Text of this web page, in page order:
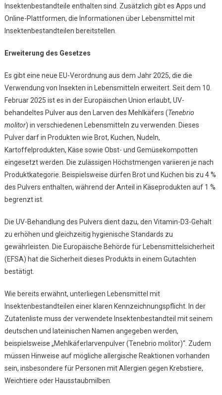
Insektenbestandteile enthalten sind. Zusätzlich gibt es Apps und
Online-Plattformen, die Informationen über Lebensmittel mit
Insektenbestandteilen bereitstellen.
Erweiterung des Gesetzes
Es gibt eine neue EU-Verordnung aus dem Jahr 2025, die die
Verwendung von Insekten in Lebensmitteln erweitert. Seit dem 10.
Februar 2025 ist es in der Europäischen Union erlaubt, UV-
behandeltes Pulver aus den Larven des Mehlkäfers (Tenebrio
molitor) in verschiedenen Lebensmitteln zu verwenden. Dieses
Pulver darf in Produkten wie Brot, Kuchen, Nudeln,
Kartoffelprodukten, Käse sowie Obst- und Gemüsekompotten
eingesetzt werden. Die zulässigen Höchstmengen variieren je nach
Produktkategorie. Beispielsweise dürfen Brot und Kuchen bis zu 4 %
des Pulvers enthalten, während der Anteil in Käseprodukten auf 1 %
begrenzt ist.
Die UV-Behandlung des Pulvers dient dazu, den Vitamin-D3-Gehalt
zu erhöhen und gleichzeitig hygienische Standards zu
gewährleisten. Die Europäische Behörde für Lebensmittelsicherheit
(EFSA) hat die Sicherheit dieses Produkts in einem Gutachten
bestätigt.
Wie bereits erwähnt, unterliegen Lebensmittel mit
Insektenbestandteilen einer klaren Kennzeichnungspflicht. In der
Zutatenliste muss der verwendete Insektenbestandteil mit seinem
deutschen und lateinischen Namen angegeben werden,
beispielsweise „Mehlkäferlarvenpulver (Tenebrio molitor)“. Zudem
müssen Hinweise auf mögliche allergische Reaktionen vorhanden
sein, insbesondere für Personen mit Allergien gegen Krebstiere,
Weichtiere oder Hausstaubmilben.